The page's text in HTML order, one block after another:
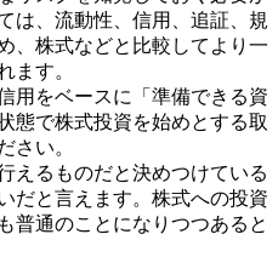
は、流動性、信用、追証、規
、株式などと比較してより一
ます。
用をベースに「準備できる資
態で株式投資を始めとする取
さい。
えるものだと決めつけている
だと言えます。株式への投資
普通のことになりつつあると